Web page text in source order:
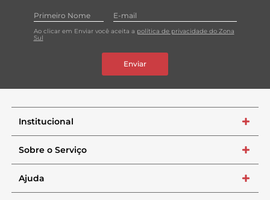
Ao clicar em Enviar você aceita a política de privacidade do Zona
Sul
Enviar
Institucional +
Sobre o Serviço +
Ajuda +